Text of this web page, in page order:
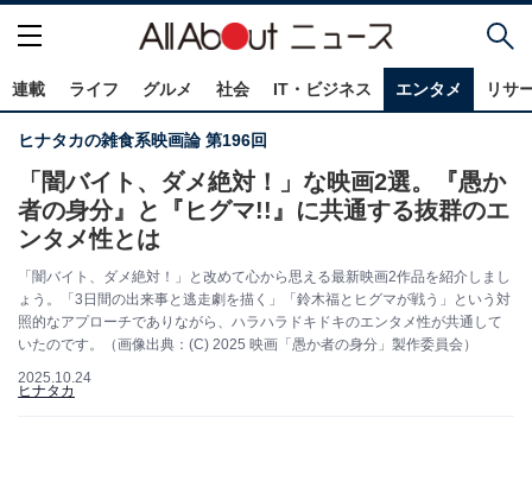
連載 ライフ グルメ 社会 IT・ビジネス エンタメ リサ
ヒナタカの雑食系映画論 第196回
「闇バイト、ダメ絶対！」な映画2選。『愚か
者の⾝分』と『ヒグマ!!』に共通する抜群のエ
ンタメ性とは
「闇バイト、ダメ絶対！」と改めて心から思える最新映画2作品を紹介しまし
ょう。「3日間の出来事と逃走劇を描く」「鈴木福とヒグマが戦う」という対
照的なアプローチでありながら、ハラハラドキドキのエンタメ性が共通して
いたのです。（画像出典：(C) 2025 映画「愚か者の⾝分」製作委員会）
2025.10.24
ヒナタカ